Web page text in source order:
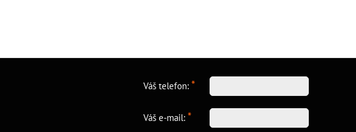
Váš telefon: *
Váš e-mail: *